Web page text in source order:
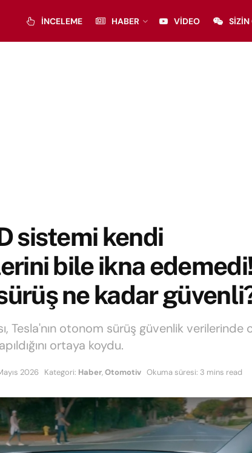
İNCELEME HABER VIDEO SIZIN
sistemi kendi
bile ikna
ne kadar
Tesla'nın otonom sürüş güvenlik verilerinde
ortaya koydu.
2026 Kategori: Haber,Otomotiv Okuma süresi: 3 mins read